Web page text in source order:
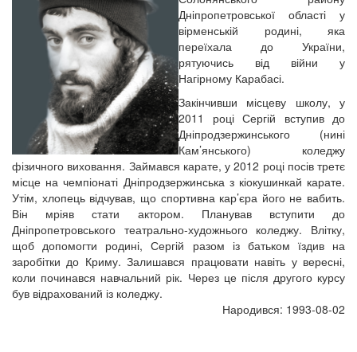
Дніпропетровської області у
вірменській родині, яка
переїхала до України,
рятуючись від війни у
Нагірному Карабасі.
Закінчивши місцеву школу, у
2011 році Сергій вступив до
Дніпродзержинського (нині
Кам’янського) коледжу
фізичного виховання. Займався карате, у 2012 році посів третє
місце на чемпіонаті Дніпродзержинська з кіокушинкай карате.
Утім, хлопець відчував, що спортивна кар’єра його не вабить.
Він мріяв стати актором. Планував вступити до
Дніпропетровського театрально-художнього коледжу. Влітку,
щоб допомогти родині, Сергій разом із батьком їздив на
заробітки до Криму. Залишався працювати навіть у вересні,
коли починався навчальний рік. Через це після другого курсу
був відрахований із коледжу.
Народився: 1993-08-02